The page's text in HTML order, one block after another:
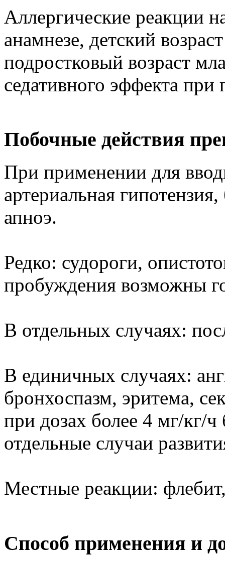
Аллергические реакции
анамнезе, детский
подростковый возраст
седативного эффекта
Побочные действия
При применении для
артериальная
апноэ.
Редко: судороги,
пробуждения возможны
В отдельных случаях:
В единичных случаях:
бронхоспазм, эритема,
при дозах более 4 мг/кг/
отдельные случаи
Местные реакции:
Способ применения и